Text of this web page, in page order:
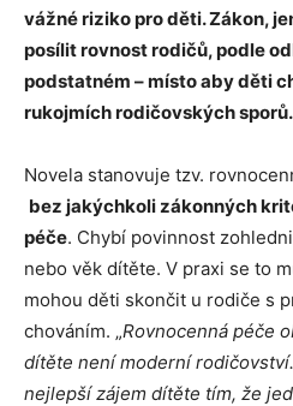
vážné riziko pro děti. Zákon,
posílit rovnost rodičů, podle
podstatném – místo aby děti
rukojmích rodičovských sporů.
Novela stanovuje tzv.
bez jakýchkoli zákonných
péče. Chybí povinnost
nebo věk dítěte. V praxi se to
mohou děti skončit u rodiče s
chováním. „Rovnocenná péče
dítěte není moderní
nejlepší zájem dítěte tím, že